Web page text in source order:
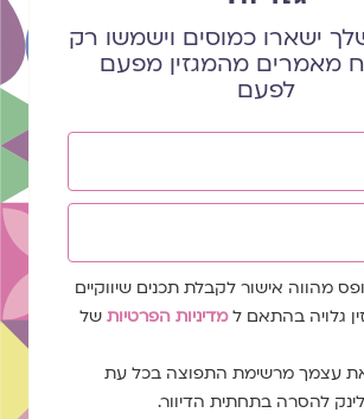
ישארו כמוסים וישמשו רק
מאמרים מהמגזין מפעם
לפעם
מהווה אישור לקבלת תכנים שיווקיים
גלויה בהתאם למדיניות הפרטיות של
את עצמך מרשימת התפוצה בכל עת
להסרה בתחתית הדיוור.